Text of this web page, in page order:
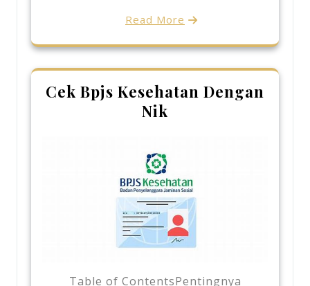
Read More
Cek Bpjs Kesehatan Dengan
Nik
Table of ContentsPentingnya